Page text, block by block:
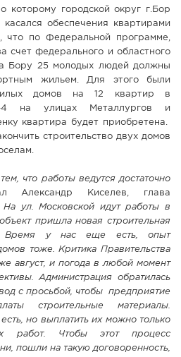
которому городской округ г.Бор
обеспечения квартирами
что по Федеральной программе,
счет федерального и областного
Бору 25 молодых людей должны
жильем. Для этого были
домов на 12 квартир в
4 на улицах Металлургов и
квартира будет приобретена.
строительство двух домов
что работы ведутся достаточно
Александр Киселев, глава
На ул. Московской идут работы в
пришла новая строительная
Время у нас еще есть, опыт
тоже. Критика Правительства
август, и погода в любой момент
Администрация обратилась
с просьбой, чтобы предприятие
строительные материалы.
но выплатить их можно только
работ. Чтобы этот процесс
пошли на такую договоренность,